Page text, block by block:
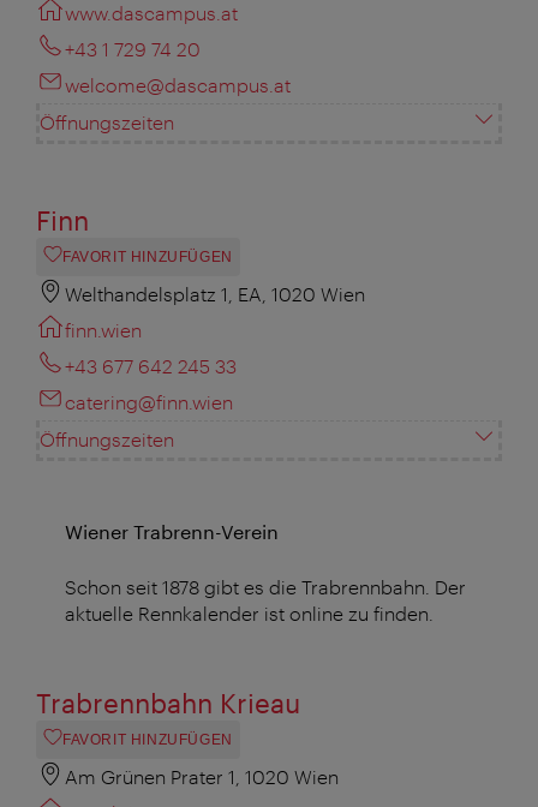
www.dascampus.at
+43 1 729 74 20
welcome@dascampus.at
Öffnungszeiten
Finn
FAVORIT HINZUFÜGEN
Welthandelsplatz 1, EA, 1020 Wien
finn.wien
+43 677 642 245 33
catering@finn.wien
Öffnungszeiten
Wiener Trabrenn-Verein
Schon seit 1878 gibt es die Trabrennbahn. Der
aktuelle Rennkalender ist online zu finden.
Trabrennbahn Krieau
FAVORIT HINZUFÜGEN
Am Grünen Prater 1, 1020 Wien